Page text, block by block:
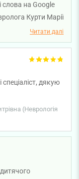
слова на Google
Курти Марії
бажаємо вам
Читати далі
дякую
(Неврологія